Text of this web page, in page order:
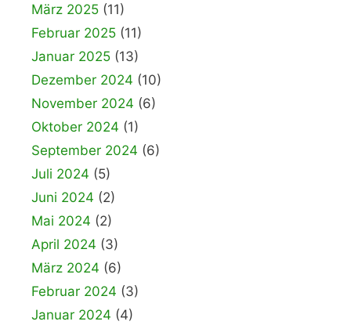
März 2025 (11)
Februar 2025 (11)
Januar 2025 (13)
Dezember 2024 (10)
November 2024 (6)
Oktober 2024 (1)
September 2024 (6)
Juli 2024 (5)
Juni 2024 (2)
Mai 2024 (2)
April 2024 (3)
März 2024 (6)
Februar 2024 (3)
Januar 2024 (4)